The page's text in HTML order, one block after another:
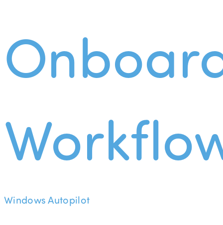
Windows Autopilot